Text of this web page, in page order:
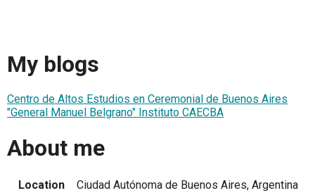
My blogs
Centro de Altos Estudios en Ceremonial de Buenos Aires
"General Manuel Belgrano" Instituto CAECBA
About me
Location Ciudad Autónoma de Buenos Aires, Argentina